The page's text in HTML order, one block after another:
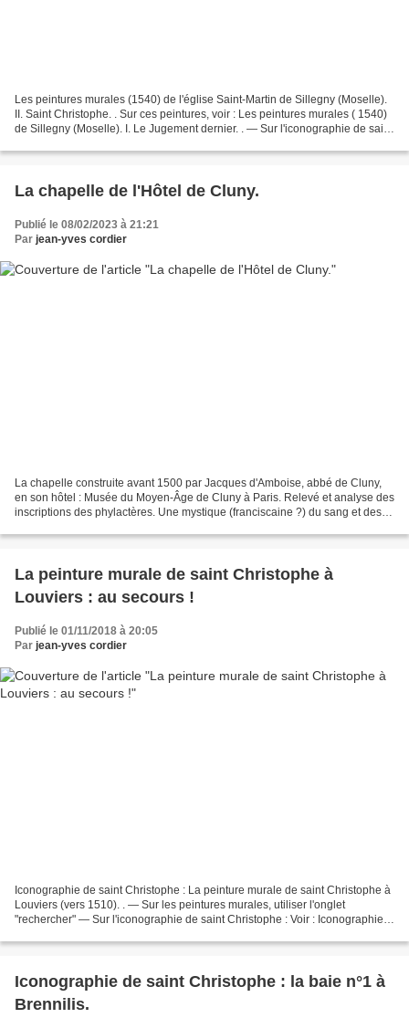
Les peintures murales (1540) de l'église Saint-Martin de Sillegny (Moselle).
II. Saint Christophe. . Sur ces peintures, voir : Les peintures murales ( 1540)
de Sillegny (Moselle). I. Le Jugement dernier. . — Sur l'iconographie de saint
La chapelle de l'Hôtel de Cluny.
Publié le 08/02/2023 à 21:21
Par jean-yves cordier
La chapelle construite avant 1500 par Jacques d'Amboise, abbé de Cluny,
en son hôtel : Musée du Moyen-Âge de Cluny à Paris. Relevé et analyse des
inscriptions des phylactères. Une mystique (franciscaine ?) du sang et des
La peinture murale de saint Christophe à
Louviers : au secours !
Publié le 01/11/2018 à 20:05
Par jean-yves cordier
Iconographie de saint Christophe : La peinture murale de saint Christophe à
Louviers (vers 1510). . — Sur les peintures murales, utiliser l'onglet
"rechercher" — Sur l'iconographie de saint Christophe : Voir : Iconographie
Iconographie de saint Christophe : la baie n°1 à
Brennilis.